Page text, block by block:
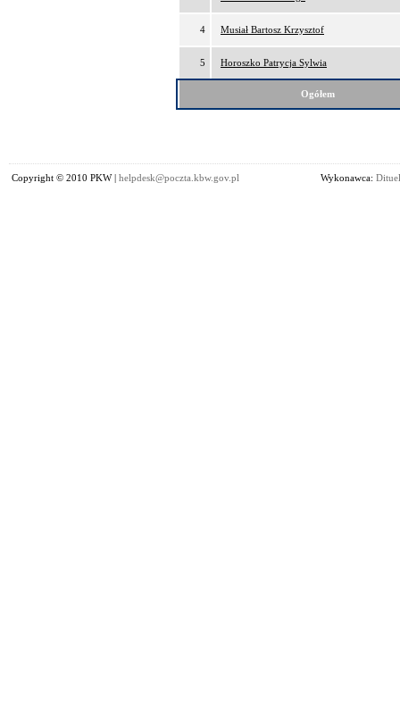
4 Musiał Bartosz Krzysztof
5 Horoszko Patrycja Sylwia
Ogółem
Copyright © 2010 PKW | helpdesk@poczta.kbw.gov.pl Wykonawca: